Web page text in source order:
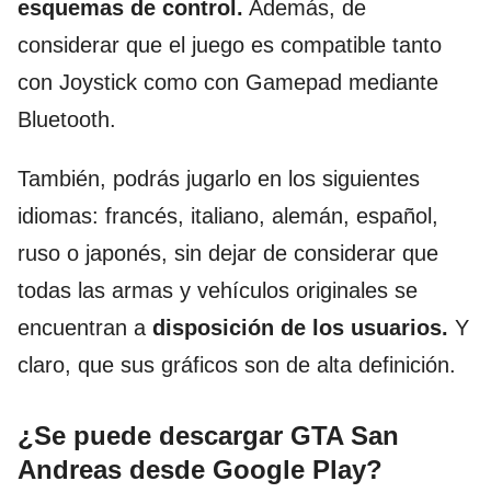
esquemas de control. Además, de
considerar que el juego es compatible tanto
con Joystick como con Gamepad mediante
Bluetooth.
También, podrás jugarlo en los siguientes
idiomas: francés, italiano, alemán, español,
ruso o japonés, sin dejar de considerar que
todas las armas y vehículos originales se
encuentran a disposición de los usuarios. Y
claro, que sus gráficos son de alta definición.
¿Se puede descargar GTA San
Andreas desde Google Play?